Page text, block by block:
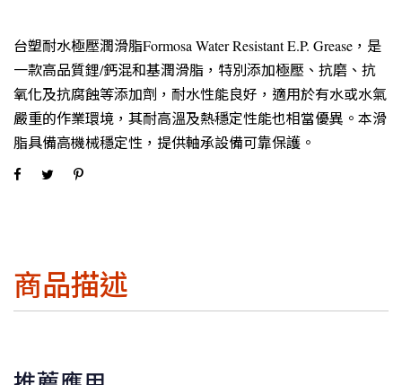
台塑耐水極壓潤滑脂Formosa Water Resistant E.P. Grease，是
一款高品質鋰/鈣混和基潤滑脂，特別添加極壓、抗磨、抗
氧化及抗腐蝕等添加劑，耐水性能良好，適用於有水或水氣
嚴重的作業環境，其耐高溫及熱穩定性能也相當優異。本滑
脂具備高機械穩定性，提供軸承設備可靠保護。
商品描述